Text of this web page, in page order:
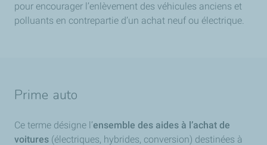
pour encourager l’enlèvement des véhicules anciens et
polluants en contrepartie d’un achat neuf ou électrique.
Prime auto
Ce terme désigne l’ensemble des aides à l’achat de
voitures (électriques, hybrides, conversion) destinées à